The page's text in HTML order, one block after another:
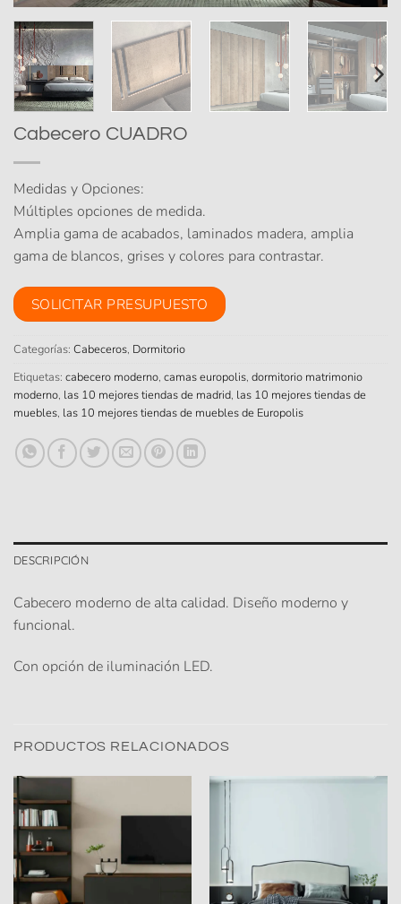
Cabecero CUADRO
Medidas y Opciones:
Múltiples opciones de medida.
Amplia gama de acabados, laminados madera, amplia
gama de blancos, grises y colores para contrastar.
SOLICITAR PRESUPUESTO
Categorías: Cabeceros, Dormitorio
Etiquetas: cabecero moderno, camas europolis, dormitorio matrimonio
moderno, las 10 mejores tiendas de madrid, las 10 mejores tiendas de
muebles, las 10 mejores tiendas de muebles de Europolis
DESCRIPCIÓN
Cabecero moderno de alta calidad. Diseño moderno y
funcional.
Con opción de iluminación LED.
PRODUCTOS RELACIONADOS